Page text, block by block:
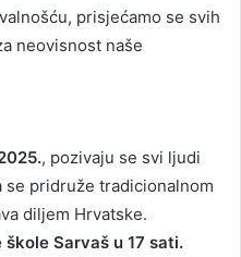
prisjećamo se svih
neovisnost naše
, pozivaju se svi ljudi
pridruže tradicionalnom
diljem Hrvatske.
Sarvaš u 17 sati.